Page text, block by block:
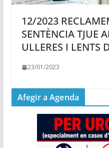
12/2023
SENTÈNCIA TJUE
ULLERES I LENTS
23/01/2023
Afegir a Agenda